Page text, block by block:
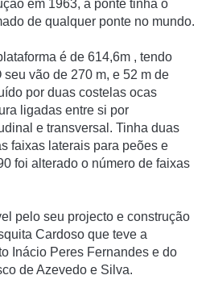
em 1963, a ponte tinha o
de qualquer ponte no mundo.
é de 614,6m , tendo
vão de 270 m, e 52 m de
por duas costelas ocas
ligadas entre si por
e transversal. Tinha duas
faixas laterais para peões e
foi alterado o número de faixas
pelo seu projecto e construção
Cardoso que teve a
Inácio Peres Fernandes e do
de Azevedo e Silva.